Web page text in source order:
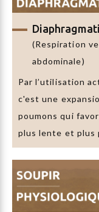
(Respiration
abdominale)
Par l’utilisation
c'est une
poumons qui
plus lente et plus